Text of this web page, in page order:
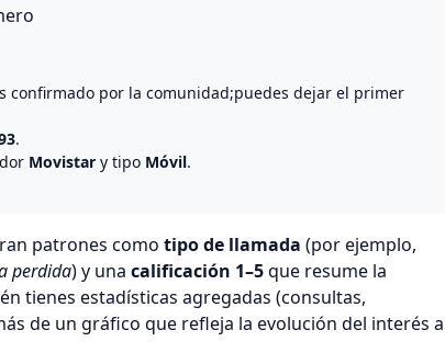
confirmado por la comunidad;puedes dejar el primer
.
Movistar y tipo Móvil.
patrones como tipo de llamada (por ejemplo,
perdida) y una calificación 1–5que resume la
tienes estadísticas agregadas (consultas,
de un gráfico que refleja la evolución del interés a